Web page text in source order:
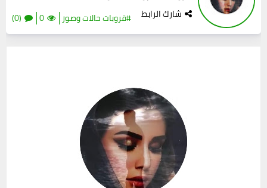
شارك الرابط #قروبات حالات وصور 0
(0)